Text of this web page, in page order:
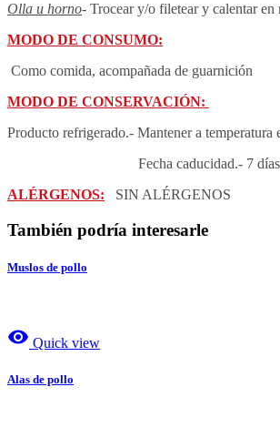
Olla u horno- Trocear y/o filetear y calentar
MODO DE CONSUMO:
Como comida, acompañada de guarnición
MODO DE CONSERVACIÓN:
Producto refrigerado.- Mantener a temperatura
Fecha caducidad.- 7 días
ALÉRGENOS: SIN ALÉRGENOS
También podría interesarle
Muslos de pollo
visibility Quick view
Alas de pollo